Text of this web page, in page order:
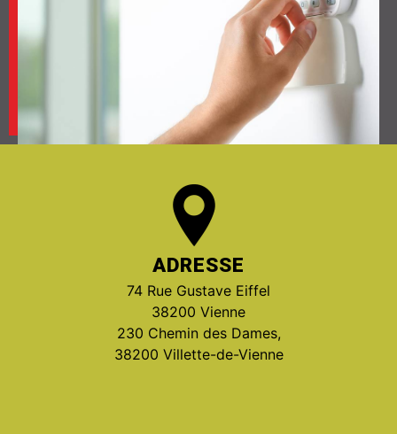
ADRESSE
74 Rue Gustave Eiffel
38200 Vienne
230 Chemin des Dames,
38200 Villette-de-Vienne